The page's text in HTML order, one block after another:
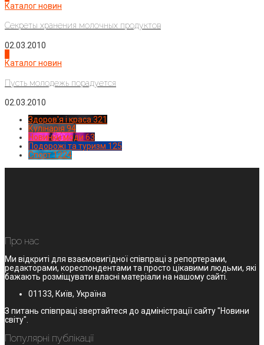
Каталог новин
Секреты хранения молочных продуктов
02.03.2010
Каталог новин
Пусть молодежь порадуется
02.03.2010
Здоров'я і краса 321
Кулінарія 94
Новинки моди 63
Подорожі та туризм 125
Спорт1224
Про нас
Ми відкриті для взаємовигідної співпраці з репортерами,
редакторами, кореспондентами та просто цікавими людьми, які
бажають розміщувати власні матеріали на нашому сайті.
01133, Київ, Україна
З питань співпраці звертайтеся до адміністрації сайту "Новини
світу".
Популярні публікації